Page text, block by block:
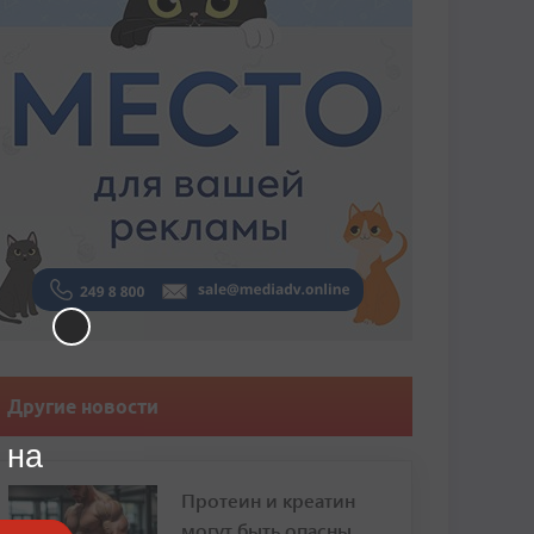
Другие новости
Протеин и креатин